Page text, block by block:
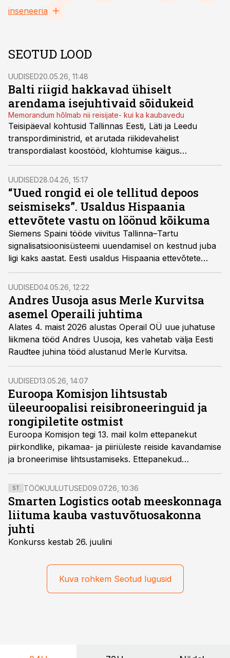
inseneeria
SEOTUD LOOD
UUDISED20.05.26, 11:48
Balti riigid hakkavad ühiselt
arendama isejuhtivaid sõidukeid
Memorandum hõlmab nii reisijate- kui ka kaubavedu
Teisipäeval kohtusid Tallinnas Eesti, Läti ja Leedu
transpordiministrid, et arutada riikidevahelist
transpordialast koostööd, klohtumise käigus
allkirjastasid ministrid memorandumi, millega
tihendatakse Balti riikide koostööd isejuhtivate sõidukite
arendamisel.
UUDISED28.04.26, 15:17
“Uued rongid ei ole tellitud depoos
seismiseks”. Usaldus Hispaania
ettevõtete vastu on löönud kõikuma
Siemens Spaini tööde viivitus Tallinna–Tartu
signalisatsioonisüsteemi uuendamisel on kestnud juba
ligi kaks aastat. Eesti usaldus Hispaania ettevõtete
vastu on löönud kõikuma ning see võib mõjutada ka
tulevasi Rail Baltica hankeid.
UUDISED04.05.26, 12:22
Andres Uusoja asus Merle Kurvitsa
asemel Operaili juhtima
Alates 4. maist 2026 alustas Operail OÜ uue juhatuse
liikmena tööd Andres Uusoja, kes vahetab välja Eesti
Raudtee juhina tööd alustanud Merle Kurvitsa.
UUDISED13.05.26, 14:07
Euroopa Komisjon lihtsustab
üleeuroopalisi reisibroneeringuid ja
rongipiletite ostmist
Euroopa Komisjon tegi 13. mail kolm ettepanekut
piirkondlike, pikamaa- ja piiriüleste reiside kavandamise
ja broneerimise lihtsustamiseks. Ettepanekud
puudutavad eelkõige mitut ettevõtjat hõlmavaid
rongireise ning tagavad reisijatele parema kaitse kogu
reisi vältel.
ST TÖÖKUULUTUSED09.07.26, 10:36
Smarten Logistics ootab meeskonnaga
liituma kauba vastuvõtuosakonna
juhti
Konkurss kestab 26. juulini
Kuva rohkem Seotud lugusid